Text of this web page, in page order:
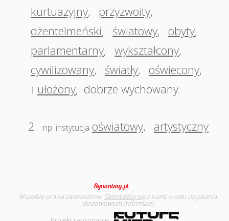
kurtuazyjny, przyzwoity,
dżentelmeński, światowy, obyty,
parlamentarny, wykształcony,
cywilizowany, światły, oświecony,
† ułożony, dobrze wychowany
2. np. instytucja oświatowy, artystyczny
Wszelkie prawa zastrzeżone. Skontaktuj sięz nami w celu uzyskania
dodatkowych informacji